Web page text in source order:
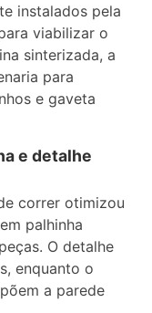
instalados pela
viabilizar o
sinterizada, a
para
e gaveta
e detalhe
correr otimizou
palhinha
O detalhe
enquanto o
a parede